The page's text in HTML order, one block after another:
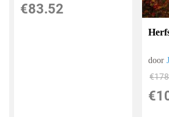
€83.52
door
€
€